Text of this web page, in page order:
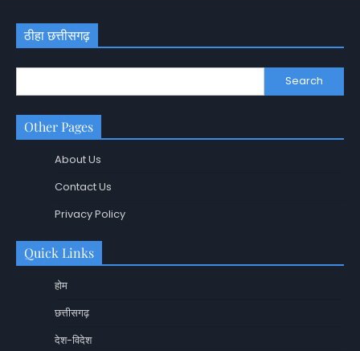
ठीहा छत्तीसगढ़
Search
Other Pages
About Us
Contact Us
Privacy Policy
Quick Links
होम
छत्तीसगढ़
देश-विदेश